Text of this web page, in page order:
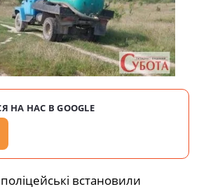
НА НАС В GOOGLE
встановили